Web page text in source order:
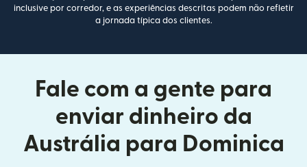
inclusive por corredor, e as experiências descritas podem não refletir
a jornada típica dos clientes.
Fale com a gente para
enviar dinheiro da
Austrália para Dominica